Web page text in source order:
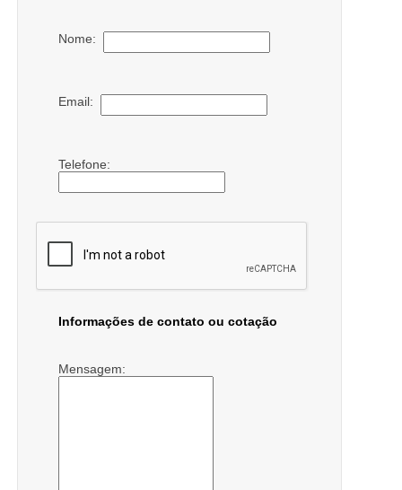
Nome:
Email:
Telefone:
Informações de contato ou cotação
Mensagem: